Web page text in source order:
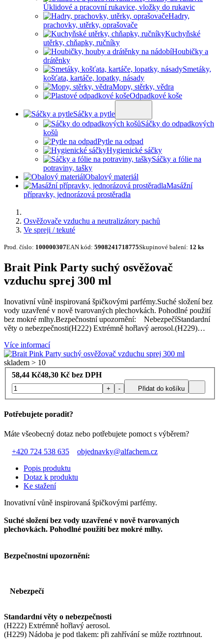
Úklidové a pracovní rukavice, vložky do rukavic
Hadry,
prachovky, utěrky, oprašovače
Kuchyňské
utěrky, chňapky, ručníky
Houbičky a
drátěnky
Smetáky,
košťata, kartáče, lopatky, násady
Mopy, stěrky, vědra
Odpadkové koše
Sáčky a pytle
Sáčky do odpadkových
košů
Pytle na odpad
Hygienické sáčky
Sáčky a fólie na
potraviny, tašky
Obalový materiál
Masážní
přípravky, jednorázová prostěradla
Osvěžovače vzduchu a neutralizátory pachů
Ve spreji / tekuté
Prod. číslo: 100000307EAN kód: 5908241718775Skupinové balení: 12 ks
Brait Pink Party suchý osvěžovač
vzduchu sprej 300 ml
Inovativní vůně inspirovaná špičkovými parfémy.Suché složení bez
vody uzavřené v nově tvarovaných plechovkách. Pohodlné použití
bez mokré mlhy.Bezpečnostní upozornění: NebezpečíStandardní
věty o nebezpečnosti(H222) Extrémně hořlavý aerosol.(H229)…
Více informací
skladem > 10
58,44 Kč48,30 Kč bez DPH
+ - Přidat do košíku
Potřebujete poradit?
Máte všeobecný dotaz nebo potřebujete pomoct s výběrem?
+420 724 538 635
objednavky@alfachem.cz
Popis produktu
Dotaz k produktu
Ke stažení
Inovativní vůně inspirovaná špičkovými parfémy.
Suché složení bez vody uzavřené v nově tvarovaných
plechovkách. Pohodlné použití bez mokré mlhy.
Bezpečnostní upozornění:
Nebezpečí
Standardní věty o nebezpečnosti
(H222) Extrémně hořlavý aerosol.
(H229) Nádoba je pod tlakem: při zahřívání se může roztrhnout.